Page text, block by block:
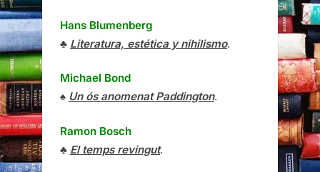
Hans Blumenberg
♣ Literatura, estética y nihilismo.
Michael Bond
♠ Un ós anomenat Paddington.
Ramon Bosch
♣ El temps revingut.